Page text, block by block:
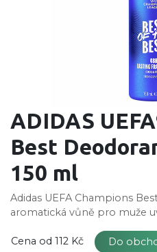
ADIDAS
Best
150 ml
Adidas UEFA Champions
aromatická vůně pro muže
Cena od 112 Kč Do